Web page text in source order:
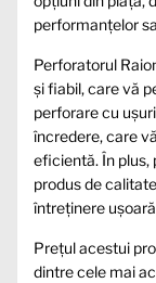
performanțelor
Perforatorul
și fiabil, care vă
perforare cu
încredere, care
eficientă. În
produs de
întreținere
Prețul acestui
dintre cele mai